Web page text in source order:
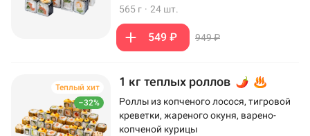
565 г · 24 шт.
549 ₽ 949 ₽
–32%
Теплый хит 1 кг теплых роллов
Роллы из копченого лосося, тигровой
креветки, жареного окуня, варено-
копченой курицы